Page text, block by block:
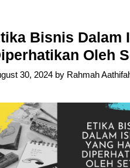
Bisnis Dalam
Oleh
30, 2024 by Rahmah